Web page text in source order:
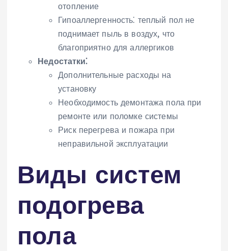
отопление
Гипоаллергенность⁚ теплый пол не
поднимает пыль в воздух‚ что
благоприятно для аллергиков
Недостатки⁚
Дополнительные расходы на
установку
Необходимость демонтажа пола при
ремонте или поломке системы
Риск перегрева и пожара при
неправильной эксплуатации
Виды систем
подогрева
пола